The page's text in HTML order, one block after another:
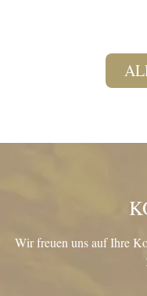
Wir freuen uns auf Ihre